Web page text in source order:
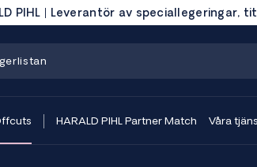
PIHL | Leverantör av speciallegeringar,
HARALD PIHL Partner Match Våra